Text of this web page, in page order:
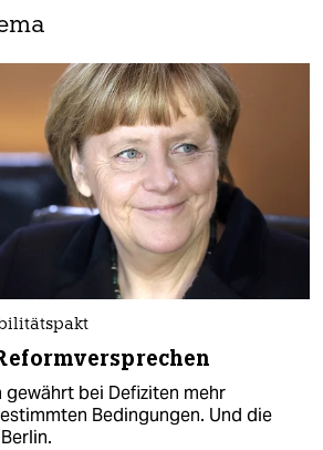
gewährt bei Defiziten mehr
Bedingungen. Und die